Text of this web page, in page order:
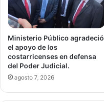
Ministerio Público agradeció
el apoyo de los
costarricenses en defensa
del Poder Judicial.
agosto 7, 2026